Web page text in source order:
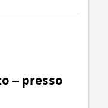
– presso